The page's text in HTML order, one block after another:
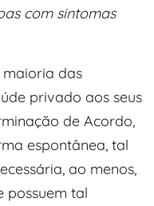
com sintomas
maioria das
privado aos seus
de Acordo,
espontânea, tal
ao menos,
possuem tal